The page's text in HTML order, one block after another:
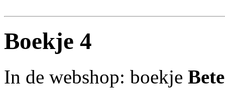
Boekje 4
In de webshop: boekje